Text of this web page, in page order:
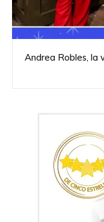
Andrea Robles, la